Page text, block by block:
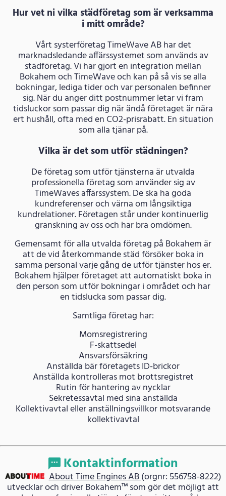
Hur vet ni vilka städföretag som är verksamma
i mitt område?
Vårt systerföretag TimeWave AB har det
marknadsledande affärssystemet som används av
städföretag. Vi har gjort en integration mellan
Bokahem och TimeWave och kan på så vis se alla
bokningar, lediga tider och var personalen befinner
sig. När du anger ditt postnummer letar vi fram
tidsluckor som passar dig när ändå företaget är nära
ert hushåll, ofta med en CO2-prisrabatt. En situation
som alla tjänar på.
Vilka är det som utför städningen?
De företag som utför tjänsterna är utvalda
professionella företag som använder sig av
TimeWaves affärssystem. De ska ha goda
kundreferenser och värna om långsiktiga
kundrelationer. Företagen står under kontinuerlig
granskning av oss och har bra omdömen.
Gemensamt för alla utvalda företag på Bokahem är
att de vid återkommande städ försöker boka in
samma personal varje gång de utför tjänster hos er.
Bokahem hjälper företaget att automatiskt boka in
den person som utför bokningar i området och har
en tidslucka som passar dig.
Samtliga företag har:
Momsregistrering
F-skattsedel
Ansvarsförsäkring
Anställda bär företagets ID-brickor
Anställda kontrolleras mot brottsregistret
Rutin för hantering av nycklar
Sekretessavtal med sina anställda
Kollektivavtal eller anställningsvillkor motsvarande
kollektivavtal
Kontaktinformation
About Time Engines AB(orgnr: 556758-8222)
utvecklar och driver Bokahem™ som gör det möjligt att